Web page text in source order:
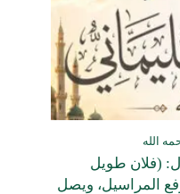
الله
(فلان طويل
المراسيل، ويصل